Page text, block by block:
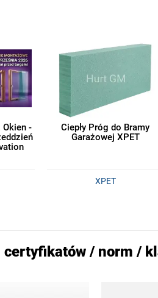
Okien -
Ciepły Próg do Bramy
Garażowej XPET
XPET
certyfikatów / norm /